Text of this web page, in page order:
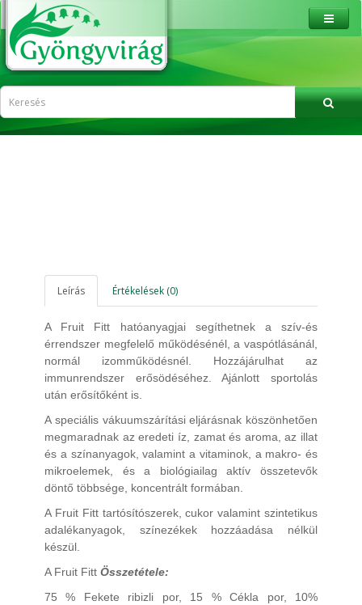
Leírás Értékelések (0)
A Fruit Fitt hatóanyagjai segíthetnek a szív-és
érrendszer megfelelő működésénél, a vaspótlásánál,
normál izomműködésnél. Hozzájárulhat az
immunrendszer erősödéséhez. Ajánlott sportolás
után erősítőként is.
A speciális vákuumszárítási eljárásnak köszönhetően
megmaradnak az eredeti íz, zamat és aroma, az illat
és a színanyagok, valamint a vitaminok, a makro- és
mikroelemek, és a biológiailag aktív összetevők
döntő többsége, koncentrált formában.
A Fruit Fitt tartósítószerek, cukor valamint szintetikus
adalékanyagok, színezékek hozzáadása nélkül
készül.
A Fruit Fitt Összetétele:
75 % Fekete ribizli por, 15 % Cékla por, 10%